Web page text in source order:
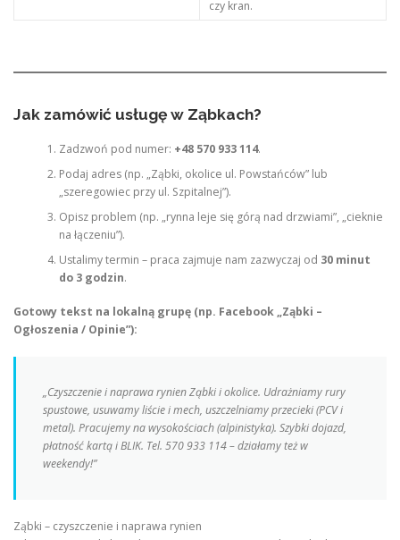
czy kran.
Jak zamówić usługę w Ząbkach?
Zadzwoń pod numer: +48 570 933 114.
Podaj adres (np. „Ząbki, okolice ul. Powstańców” lub
„szeregowiec przy ul. Szpitalnej”).
Opisz problem (np. „rynna leje się górą nad drzwiami”, „cieknie
na łączeniu”).
Ustalimy termin – praca zajmuje nam zazwyczaj od 30 minut
do 3 godzin.
Gotowy tekst na lokalną grupę (np. Facebook „Ząbki –
Ogłoszenia / Opinie”):
„Czyszczenie i naprawa rynien Ząbki i okolice. Udrażniamy rury
spustowe, usuwamy liście i mech, uszczelniamy przecieki (PCV i
metal). Pracujemy na wysokościach (alpinistyka). Szybki dojazd,
płatność kartą i BLIK. Tel. 570 933 114 – działamy też w
weekendy!”
Ząbki – czyszczenie i naprawa rynien